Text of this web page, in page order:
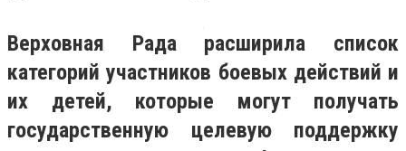
Верховная Рада расширила список
категорий участников боевых действий и
их детей, которые могут получать
государственную целевую поддержку